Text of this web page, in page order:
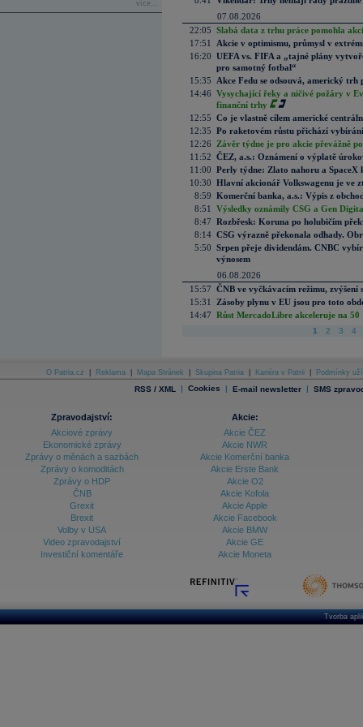
více...
07.08.2026
22:05 Slabá data z trhu práce pomohla
17:51
Akcie v optimismu, průmysl v
16:20 UEFA vs. FIFA a „tajné plány
pro samotný fotbal“
15:35
Akce Fedu se odsouvá, americký
14:46 Vysychající řeky a ničivé požáry v
finanční trhy
12:55 Co je vlastně cílem americké
12:35 Po raketovém růstu přichází
12:26
Závěr týdne je pro akcie převážně
11:52 ČEZ, a.s.: Oznámení o výplatě
11:00 Perly týdne: Zlato nahoru a SpaceX
10:30 Hlavní akcionář Volkswagenu je ve
8:59 Komerční banka, a.s.: Výpis z
8:51
Výsledky oznámily CSG a Gen
8:47 Rozbřesk: Koruna po holubičím
8:14 CSG výrazně překonala odhady.
5:50 Srpen přeje dividendám. CNBC
výnosem
06.08.2026
15:57 ČNB ve vyčkávacím režimu, zvýšení
15:31
Zásoby plynu v EU jsou pro toto
14:47 Růst MercadoLibre akceleruje na
1 2 3 4
O Patria.cz Reklama Mapa Stránek Skupina Patria Kariéra v Patrii Podmínky
RSS / XML | Cookies | E-mail newsletter | SMS
Zpravodajství:
Akciové zprávy
Ekonomické zprávy
Zprávy o měnách a sazbách
Zprávy o komoditách
Zprávy o HDP
ČNB
Grexit
Brexit
Volby v USA
Video zpravodajství
Investiční komentáře
Akcie:
Akcie ČEZ
Akcie NWR
Akcie Komerční banka
Akcie Erste Bank
Akcie O2
Akcie Kofola
Akcie Apple
Akcie Facebook
Akcie BMW
Akcie GE
Akcie Moneta
Tvorba